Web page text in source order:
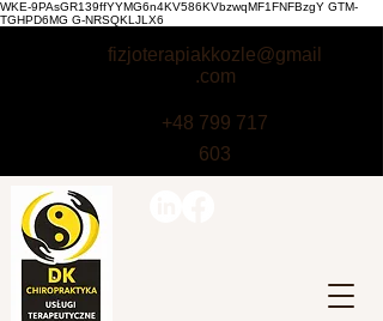
WKE-9PAsGR139ffYYMG6n4KV586KVbzwqMF1FNFBzgY GTM-
TGHPD6MG G-NRSQKLJLX6
fizjoterapiakkozle@gmail
.com
+48 799 717
603